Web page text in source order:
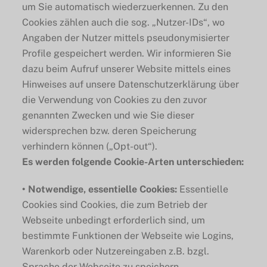
um Sie automatisch wiederzuerkennen. Zu den
Cookies zählen auch die sog. „Nutzer-IDs“, wo
Angaben der Nutzer mittels pseudonymisierter
Profile gespeichert werden. Wir informieren Sie
dazu beim Aufruf unserer Website mittels eines
Hinweises auf unsere Datenschutzerklärung über
die Verwendung von Cookies zu den zuvor
genannten Zwecken und wie Sie dieser
widersprechen bzw. deren Speicherung
verhindern können („Opt-out“).
Es werden folgende Cookie-Arten unterschieden:
• Notwendige, essentielle Cookies: Essentielle
Cookies sind Cookies, die zum Betrieb der
Webseite unbedingt erforderlich sind, um
bestimmte Funktionen der Webseite wie Logins,
Warenkorb oder Nutzereingaben z.B. bzgl.